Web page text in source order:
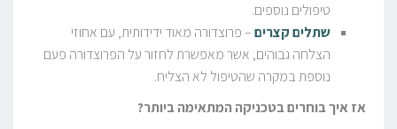
טיפולים נוספים.
שתלים קצרים– פרוצדורה מאוד ידידותית, עם אחוזי
הצלחה גבוהים, אשר מאפשרת לחזור על הפרוצדורה פעם
נוספת במקרה שהטיפול לא הצליח.
אז איך בוחרים בטכניקה המתאימה ביותר?